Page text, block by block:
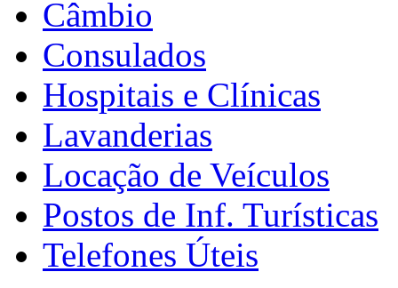
Câmbio
Consulados
Hospitais e Clínicas
Lavanderias
Locação de Veículos
Postos de Inf. Turísticas
Telefones Úteis